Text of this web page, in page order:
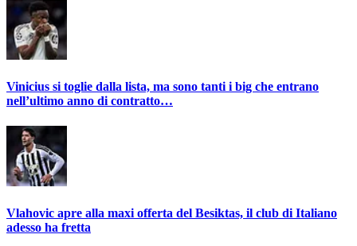
Vinicius si toglie dalla lista, ma sono tanti i big che entrano
nell’ultimo anno di contratto…
Vlahovic apre alla maxi offerta del Besiktas, il club di Italiano
adesso ha fretta